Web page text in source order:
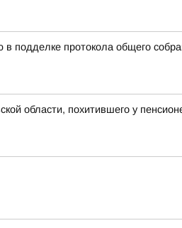
подделке протокола общего
области, похитившего у